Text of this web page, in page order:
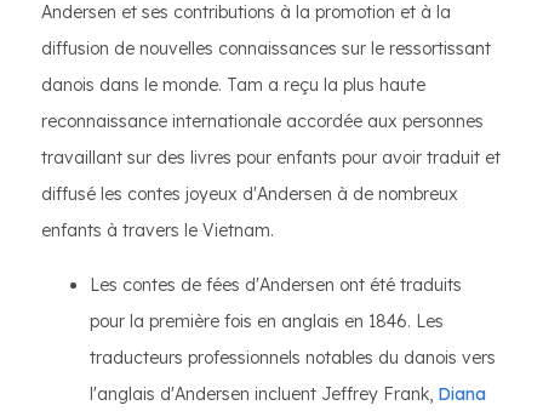
Andersen et ses contributions à la promotion et à la
diffusion de nouvelles connaissances sur le ressortissant
danois dans le monde. Tam a reçu la plus haute
reconnaissance internationale accordée aux personnes
travaillant sur des livres pour enfants pour avoir traduit et
diffusé les contes joyeux d'Andersen à de nombreux
enfants à travers le Vietnam.
Les contes de fées d'Andersen ont été traduits
pour la première fois en anglais en 1846. Les
traducteurs professionnels notables du danois vers
l'anglais d'Andersen incluent Jeffrey Frank, Diana